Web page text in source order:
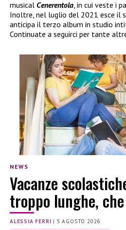
musical Cenerentola, in cui veste i
Inoltre, nel luglio del 2021 esce il
anticipa il terzo album in studio
Continuate a seguirci per tante
NEWS
Vacanze
troppo lunghe,
ALESSIA FERRI | 5 AGOSTO 2026